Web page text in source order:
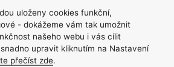
β-karoten: 5.2mg. Stopové prvky:
bezvodý): 2.3mg, železo (chelát
aminokyselin hydrát): 35mg,
uloženy cookies funkční,
- dokážeme vám tak umožnit
našeho webu i vás cílit
upravit kliknutím na Nastavení
přečíst zde.